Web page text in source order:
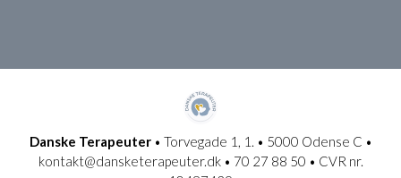
Danske Terapeuter• Torvegade 1, 1. • 5000 Odense C •
kontakt@dansketerapeuter.dk • 70 27 88 50 • CVR nr.